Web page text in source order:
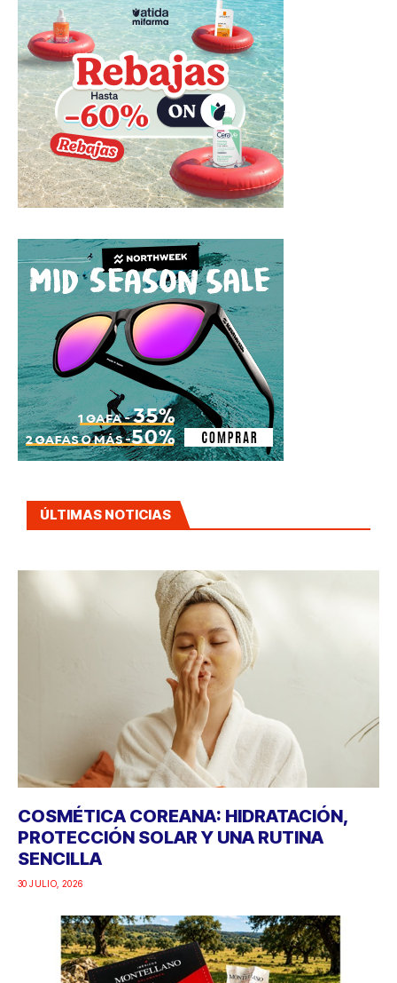
ÚLTIMAS NOTICIAS
COSMÉTICA COREANA: HIDRATACIÓN,
PROTECCIÓN SOLAR Y UNA RUTINA
SENCILLA
30 JULIO, 2026